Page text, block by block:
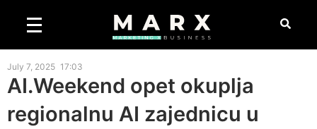
July 7, 2025 17:03
AI.Weekend opet okuplja
regionalnu AI zajednicu u